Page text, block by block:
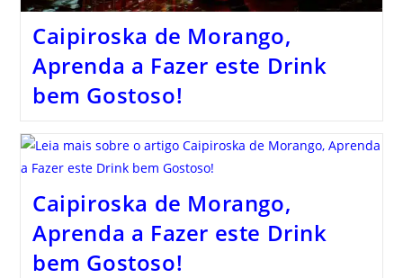
Caipiroska de Morango,
Aprenda a Fazer este Drink
bem Gostoso!
Caipiroska de Morango,
Aprenda a Fazer este Drink
bem Gostoso!